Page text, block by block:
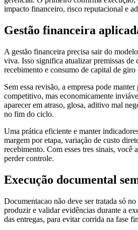
impacto financeiro, risco reputacional e
Gestão financeira
A gestão financeira precisa sair do
viva. Isso significa atualizar premissas de
recebimento e consumo de capital de giro
Sem essa revisão, a empresa pode
competitivo, mas economicamente
aparecer em atraso, glosa, aditivo mal
no fim do ciclo.
Uma prática eficiente e manter
margem por etapa, variação de custo
recebimento. Com esses tres sinais, você
perder controle.
Execução documental
Documentacao não deve ser tratada só
produzir e validar evidências durante a
das entregas, para evitar corrida na fase